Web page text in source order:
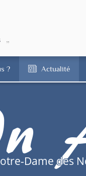
? Actualité
Dame des